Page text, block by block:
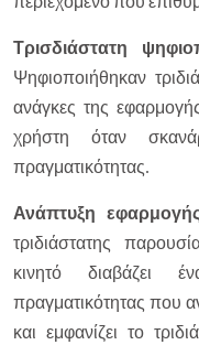
Τρισδιάστατη
Ψηφιοποιήθηκαν
ανάγκες της
χρήστη όταν
πραγματικότητας.
Ανάπτυξη
τριδιάστατης
κινητό διαβάζει
πραγματικότητας που
και εμφανίζει το